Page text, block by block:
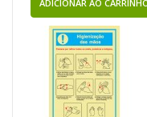
ADICIONAR AO